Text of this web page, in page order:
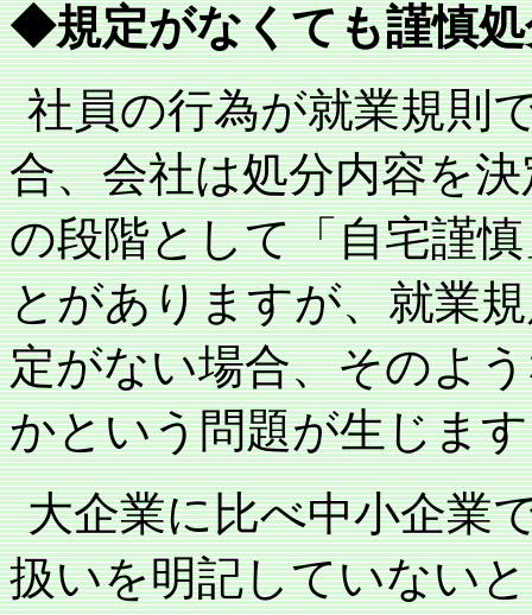
◆規定がなくても謹慎
社員の行為が就業規則
合、会社は処分内容を
の段階として「自宅謹
とがありますが、就業
定がない場合、そのよ
かという問題が生じま
大企業に比べ中小企業
扱いを明記していない